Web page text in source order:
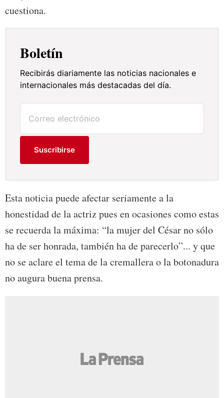
cuestiona.
Boletín
Recibirás diariamente las noticias nacionales e
internacionales más destacadas del día.
Suscribirse
Esta noticia puede afectar seriamente a la
honestidad de la actriz pues en ocasiones como estas
se recuerda la máxima: “la mujer del César no sólo
ha de ser honrada, también ha de parecerlo”... y que
no se aclare el tema de la cremallera o la botonadura
no augura buena prensa.